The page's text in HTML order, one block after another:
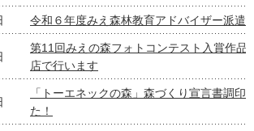
令和６年度みえ森林教育アドバイザー派
第11回みえの森フォトコンテスト入賞作品
店で行います
「トーエネックの森」森づくり宣言書調印
た！